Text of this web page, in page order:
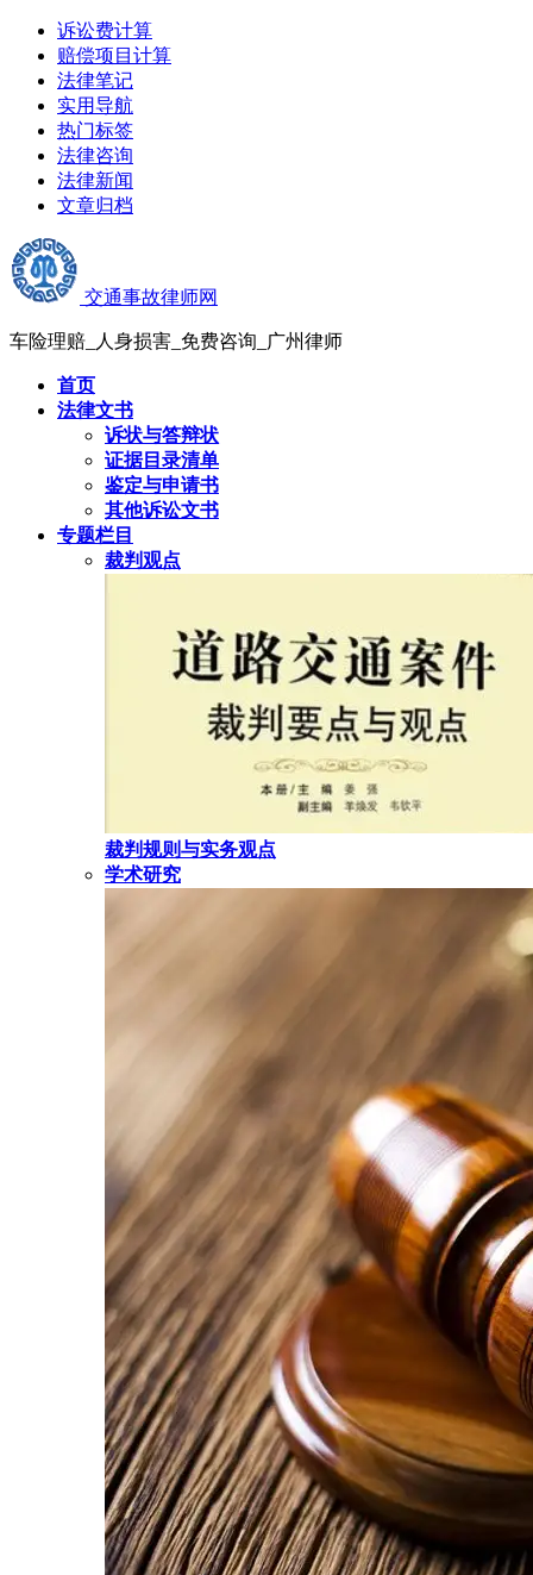
诉讼费计算
赔偿项目计算
法律笔记
实用导航
热门标签
法律咨询
法律新闻
文章归档
交通事故律师网
车险理赔_人身损害_免费咨询_广州律师
首页
法律文书
诉状与答辩状
证据目录清单
鉴定与申请书
其他诉讼文书
专题栏目
裁判观点
裁判规则与实务观点
学术研究